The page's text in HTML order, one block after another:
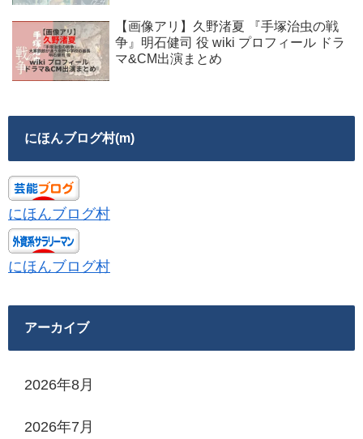
【画像アリ】久野渚夏 『手塚治虫の戦
争』明石健司 役 wiki プロフィール ドラ
マ&CM出演まとめ
にほんブログ村(m)
にほんブログ村
にほんブログ村
アーカイブ
2026年8月
2026年7月